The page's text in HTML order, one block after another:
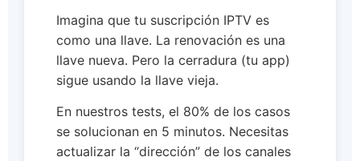
Imagina que tu suscripción IPTV es
como una llave. La renovación es una
llave nueva. Pero la cerradura (tu app)
sigue usando la llave vieja.
En nuestros tests, el 80% de los casos
se solucionan en 5 minutos. Necesitas
actualizar la “dirección” de los canales